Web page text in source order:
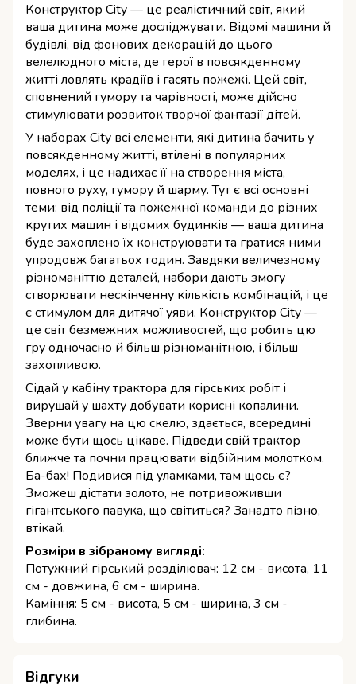
Конструктор City — це реалістичний світ, який
ваша дитина може досліджувати. Відомі машини й
будівлі, від фонових декорацій до цього
велелюдного міста, де герої в повсякденному
житті ловлять крадіїв і гасять пожежі. Цей світ,
сповнений гумору та чарівності, може дійсно
стимулювати розвиток творчої фантазії дітей.
У наборах City всі елементи, які дитина бачить у
повсякденному житті, втілені в популярних
моделях, і це надихає її на створення міста,
повного руху, гумору й шарму. Тут є всі основні
теми: від поліції та пожежної команди до різних
крутих машин і відомих будинків — ваша дитина
буде захоплено їх конструювати та гратися ними
упродовж багатьох годин. Завдяки величезному
різноманіттю деталей, набори дають змогу
створювати нескінченну кількість комбінацій, і це
є стимулом для дитячої уяви. Конструктор City —
це світ безмежних можливостей, що робить цю
гру одночасно й більш різноманітною, і більш
захопливою.
Сідай у кабіну трактора для гірських робіт і
вирушай у шахту добувати корисні копалини.
Зверни увагу на цю скелю, здається, всередині
може бути щось цікаве. Підведи свій трактор
ближче та почни працювати відбійним молотком.
Ба-бах! Подивися під уламками, там щось є?
Зможеш дістати золото, не потривоживши
гігантського павука, що світиться? Занадто пізно,
втікай.
Розміри в зібраному вигляді:
Потужний гірський розділювач: 12 см - висота, 11
см - довжина, 6 см - ширина.
Каміння: 5 см - висота, 5 см - ширина, 3 см -
глибина.
Відгуки